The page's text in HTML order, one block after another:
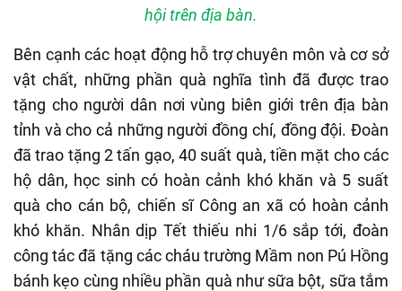
hội trên địa bàn.
Bên cạnh các hoạt động hỗ trợ chuyên môn và cơ sở
vật chất, những phần quà nghĩa tình đã được trao
tặng cho người dân nơi vùng biên giới trên địa bàn
tỉnh và cho cả những người đồng chí, đồng đội. Đoàn
đã trao tặng 2 tấn gạo, 40 suất quà, tiền mặt cho các
hộ dân, học sinh có hoàn cảnh khó khăn và 5 suất
quà cho cán bộ, chiến sĩ Công an xã có hoàn cảnh
khó khăn. Nhân dịp Tết thiếu nhi 1/6 sắp tới, đoàn
công tác đã tặng các cháu trường Mầm non Pú Hồng
bánh kẹo cùng nhiều phần quà như sữa bột, sữa tắm